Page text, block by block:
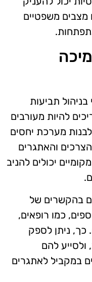
משפטיים
בניהול תביעות
להיות מעורבים
מערכת יחסים
והאתגרים
יכולים להניב
בהקשרים של
כמו רופאים,
כך, ניתן לספק
להם
במקביל לאתגרים